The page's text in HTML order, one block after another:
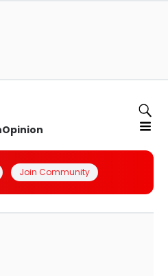
Opinion
Join Community